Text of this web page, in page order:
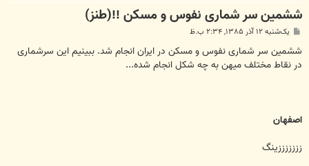
ششمين سر شماری نفوس و مسكن !!(طنز)
ت
یک‌شنبه ۱۲ آذر ۱۳۸۵, ۲:۳۴ ب.ظ
ششمين سر شماری نفوس و مسكن در ايران انجام شد. ببينيم اين سرشماری
در نقاط مختلف ميهن به چه شكل انجام شده...
اصفهان
زززززززينگ